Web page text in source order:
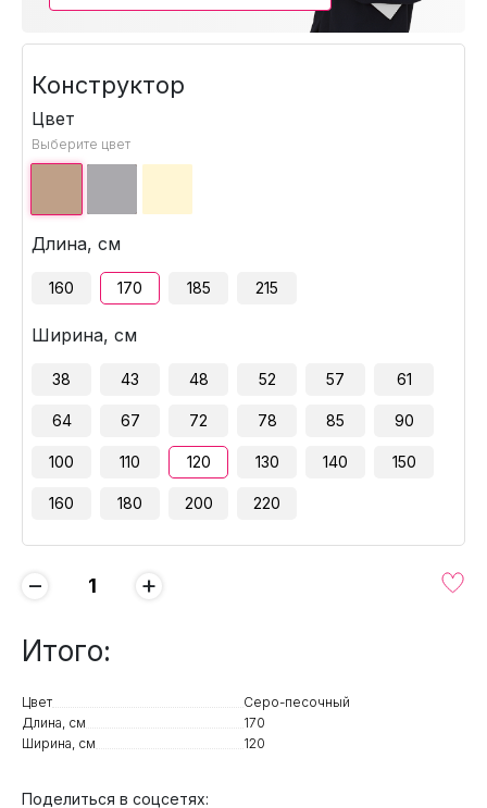
Конструктор
Цвет
Выберите цвет
Длина, см
160 170 185 215
Ширина, см
38 43 48 52 57 61
64 67 72 78 85 90
100 110 120 130 140 150
160 180 200 220
− +
Итого:
Цвет
Серо-песочный
Длина, см
170
Ширина, см
120
Поделиться в соцсетях: